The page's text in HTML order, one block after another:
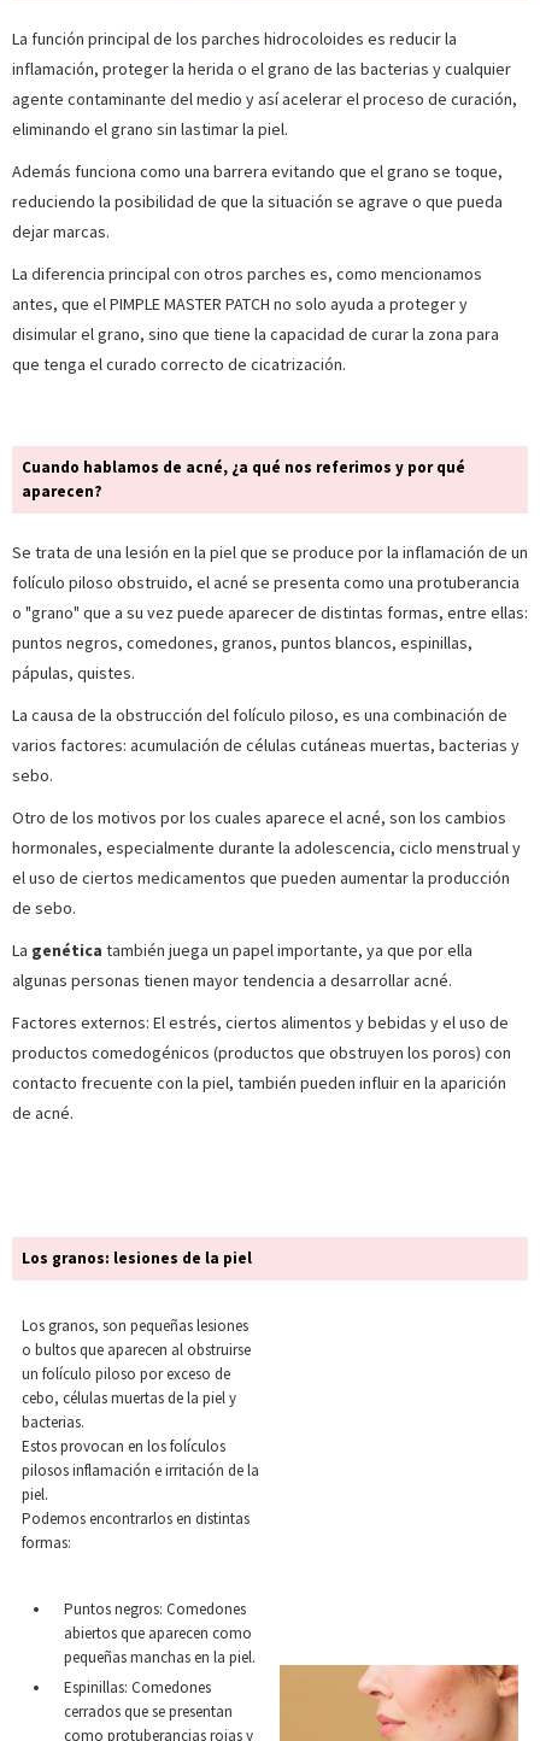
La función principal de los parches hidrocoloides es reducir la
inflamación, proteger la herida o el grano de las bacterias y cualquier
agente contaminante del medio y así acelerar el proceso de curación,
eliminando el grano sin lastimar la piel.
Además funciona como una barrera evitando que el grano se toque,
reduciendo la posibilidad de que la situación se agrave o que pueda
dejar marcas.
La diferencia principal con otros parches es, como mencionamos
antes, que el PIMPLE MASTER PATCH no solo ayuda a proteger y
disimular el grano, sino que tiene la capacidad de curar la zona para
que tenga el curado correcto de cicatrización.
Cuando hablamos de acné, ¿a qué nos referimos y por qué
aparecen?
Se trata de una lesión en la piel que se produce por la inflamación de un
folículo piloso obstruido, el acné se presenta como una protuberancia
o "grano" que a su vez puede aparecer de distintas formas, entre ellas:
puntos negros, comedones, granos, puntos blancos, espinillas,
pápulas, quistes.
La causa de la obstrucción del folículo piloso, es una combinación de
varios factores: acumulación de células cutáneas muertas, bacterias y
sebo.
Otro de los motivos por los cuales aparece el acné, son los cambios
hormonales, especialmente durante la adolescencia, ciclo menstrual y
el uso de ciertos medicamentos que pueden aumentar la producción
de sebo.
La genética también juega un papel importante, ya que por ella
algunas personas tienen mayor tendencia a desarrollar acné.
Factores externos: El estrés, ciertos alimentos y bebidas y el uso de
productos comedogénicos (productos que obstruyen los poros) con
contacto frecuente con la piel, también pueden influir en la aparición
de acné.
Los granos: lesiones de la piel
Los granos, son pequeñas lesiones
o bultos que aparecen al obstruirse
un folículo piloso por exceso de
cebo, células muertas de la piel y
bacterias.
Estos provocan en los folículos
pilosos inflamación e irritación de la
piel.
Podemos encontrarlos en distintas
formas:
Puntos negros: Comedones
abiertos que aparecen como
pequeñas manchas en la piel.
Espinillas: Comedones
cerrados que se presentan
como protuberancias rojas y